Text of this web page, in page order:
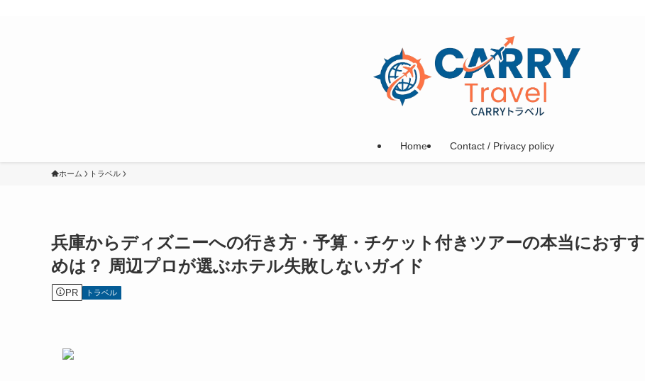
Home Contact / Privacy policy
ホーム トラベル
兵庫からディズニーへの行き方・予算・チケット付きツアーの本当におすす
めは？ 周辺プロが選ぶホテル失敗しないガイド
PR トラベル